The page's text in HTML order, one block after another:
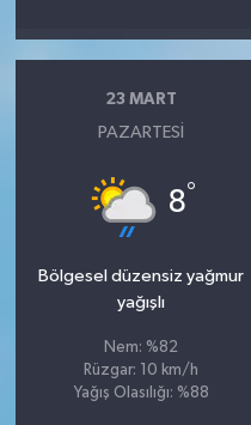
23 MART
PAZARTESI
8°
Bölgesel düzensiz yağmur
yağışlı
Nem: %82
Rüzgar: 10 km/h
Yağış Olasılığı: %88